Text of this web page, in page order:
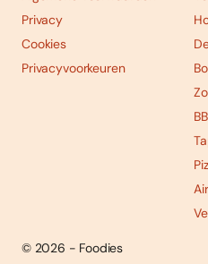
Privacy
Cookies
Privacyvoorkeuren
© 2026 - Foodies